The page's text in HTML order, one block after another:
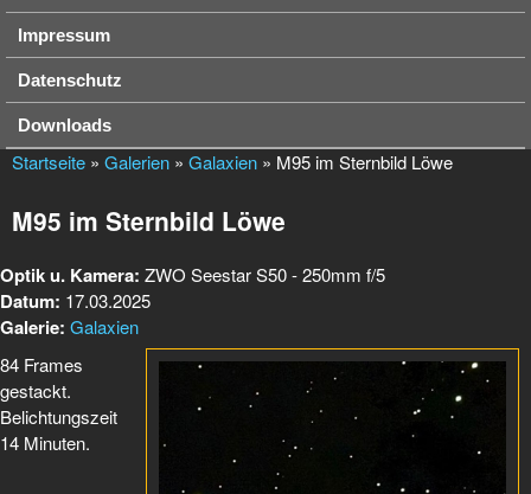
Impressum
Datenschutz
Downloads
Startseite » Galerien » Galaxien » M95 im Sternbild Löwe
M95 im Sternbild Löwe
Optik u. Kamera: ZWO Seestar S50 - 250mm f/5
Datum: 17.03.2025
Galerie: Galaxien
84 Frames
gestackt.
Belichtungszeit
14 Minuten.